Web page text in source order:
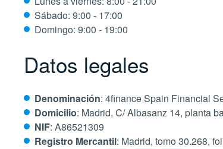
Sábado: 9:00 - 17:00
Domingo: 9:00 - 19:00
Datos legales
Denominación: 4finance Spain Financial
Domicilio: Madrid, C/ Albasanz 14, planta
NIF: A86521309
Registro Mercantil: Madrid, tomo 30.268,